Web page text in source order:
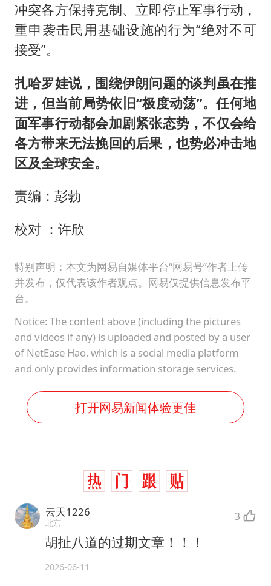
冲突各方保持克制、立即停止军事行动，
重申袭击民用基础设施的行为“绝对不可
接受”。
扎哈罗娃说，围绕伊朗问题的谈判虽在推
进，但当前局势依旧“极度动荡”。任何地
面军事行动都会加剧紧张态势，不仅会给
各方带来无法挽回的后果，也势必冲击地
区及全球安全。
责编：彭勃
校对 ：许欣
特别声明：本文为网易自媒体平台“网易号”作者上传
并发布，仅代表该作者观点。网易仅提供信息发布平
台。
Notice: The content above (including the pictures
and videos if any) is uploaded and posted by a user
of NetEase Hao, which is a social media platform
and only provides information storage services.
打开网易新闻体验更佳
云天1226
北京 3
胡扯八道的过期文章！！！
2026-06-11